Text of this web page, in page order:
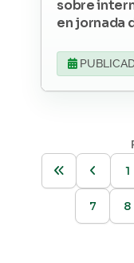
sobre
en jornada
1
7 8